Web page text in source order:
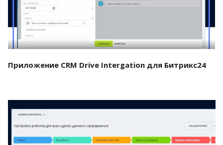
Приложение CRM Drive Intergation для Битрикс24